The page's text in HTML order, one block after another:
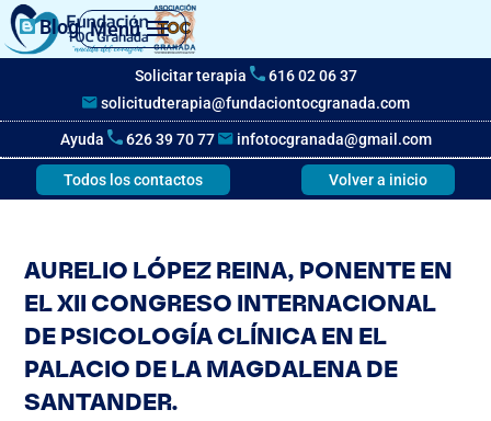
Blog Menú
Solicitar terapia
616 02 06 37
solicitudterapia@fundaciontocgranada.com
Ayuda 626 39 70 77 infotocgranada@gmail.com
Todos los contactos Volver a inicio
AURELIO LÓPEZ REINA, PONENTE EN
EL XII CONGRESO INTERNACIONAL
DE PSICOLOGÍA CLÍNICA EN EL
PALACIO DE LA MAGDALENA DE
SANTANDER.